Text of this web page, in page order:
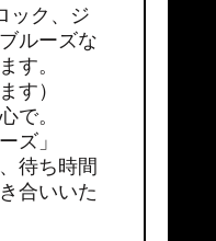
ック、ジ
ルーズな
す。
す）
で。
ズ」
待ち時間
合いいた